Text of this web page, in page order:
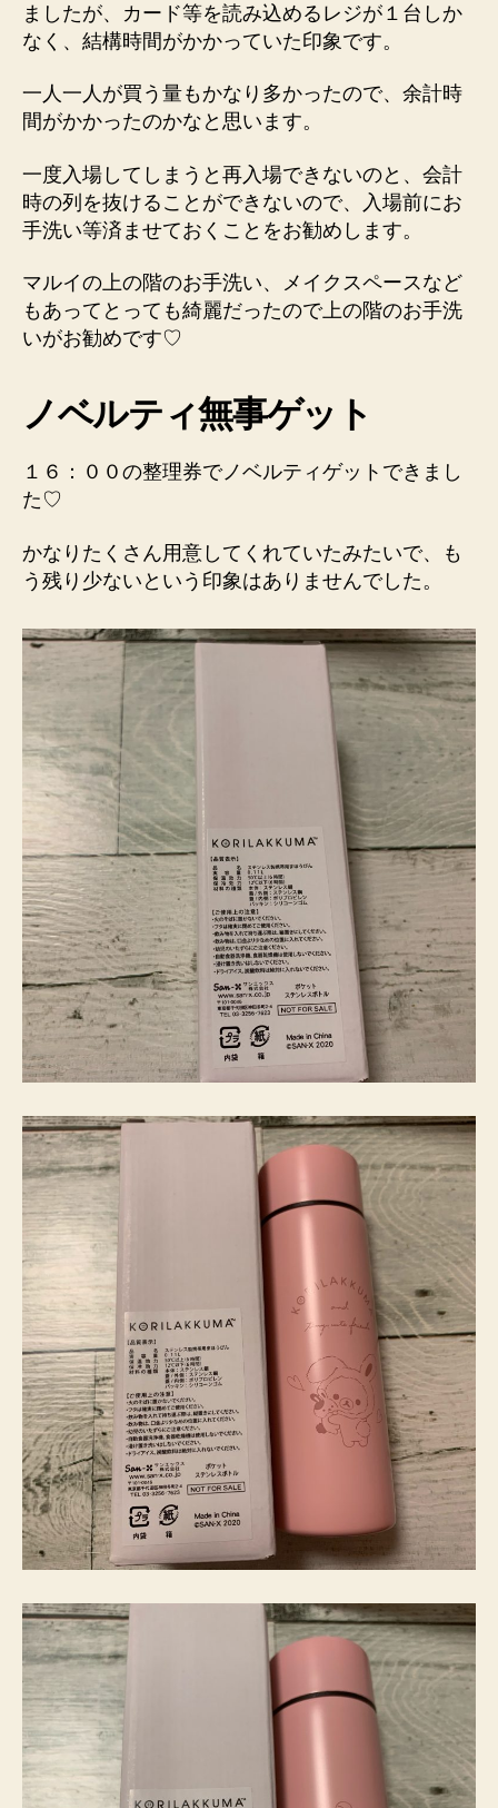
ましたが、カード等を読み込めるレジが１台しか
なく、結構時間がかかっていた印象です。
一人一人が買う量もかなり多かったので、余計時
間がかかったのかなと思います。
一度入場してしまうと再入場できないのと、会計
時の列を抜けることができないので、入場前にお
手洗い等済ませておくことをお勧めします。
マルイの上の階のお手洗い、メイクスペースなど
もあってとっても綺麗だったので上の階のお手洗
いがお勧めです♡
ノベルティ無事ゲット
１６：００の整理券でノベルティゲットできまし
た♡
かなりたくさん用意してくれていたみたいで、も
う残り少ないという印象はありませんでした。